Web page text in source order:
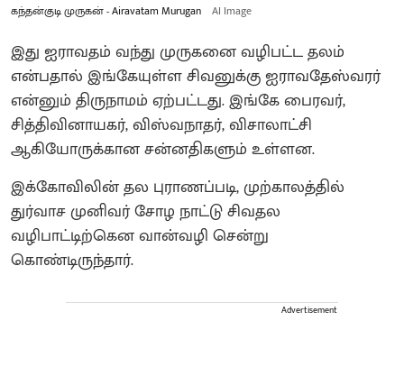
கந்தன்குடி முருகன் - Airavatam Murugan AI Image
இது ஐராவதம் வந்து முருகனை வழிபட்ட தலம்
என்பதால் இங்கேயுள்ள சிவனுக்கு ஐராவதேஸ்வரர்
என்னும் திருநாமம் ஏற்பட்டது. இங்கே பைரவர்,
சித்திவினாயகர், விஸ்வநாதர், விசாலாட்சி
ஆகியோருக்கான சன்னதிகளும் உள்ளன.
இக்கோவிலின் தல புராணப்படி, முற்காலத்தில்
துர்வாச முனிவர் சோழ நாட்டு சிவதல
வழிபாட்டிற்கென வான்வழி சென்று
கொண்டிருந்தார்.
Advertisement